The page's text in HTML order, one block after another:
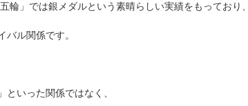
輪」では銀メダルという素晴らしい実績をもっており、
バル関係です。
といった関係ではなく、